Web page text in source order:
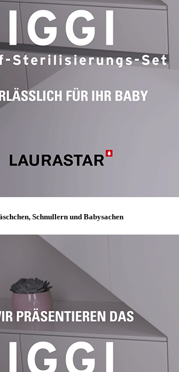
Schnullern und Babysachen